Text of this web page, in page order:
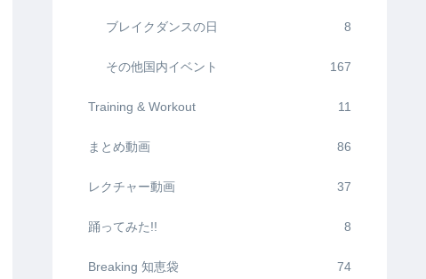
ブレイクダンスの日 8
その他国内イベント 167
Training & Workout 11
まとめ動画 86
レクチャー動画 37
踊ってみた!! 8
Breaking 知恵袋 74